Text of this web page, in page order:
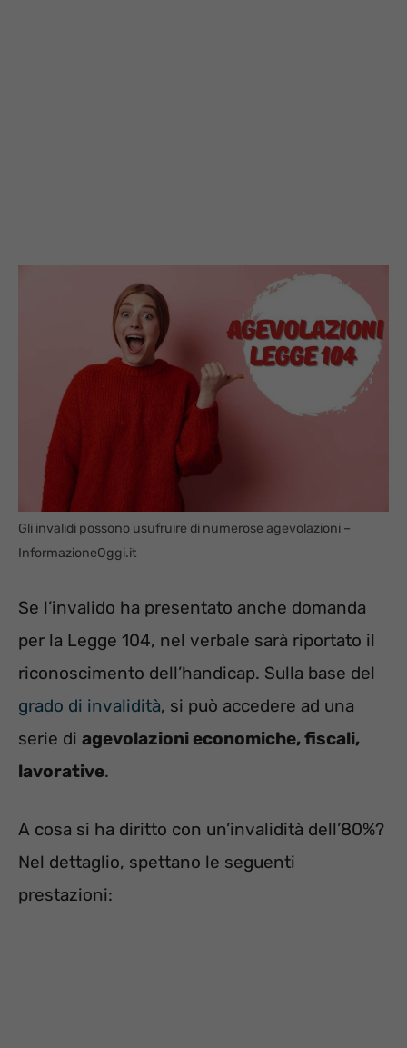
Gli invalidi possono usufruire di numerose agevolazioni –
InformazioneOggi.it
Se l’invalido ha presentato anche domanda
per la Legge 104, nel verbale sarà riportato il
riconoscimento dell’handicap. Sulla base del
grado di invalidità, si può accedere ad una
serie di agevolazioni economiche, fiscali,
lavorative.
A cosa si ha diritto con un’invalidità dell’80%?
Nel dettaglio, spettano le seguenti
prestazioni: